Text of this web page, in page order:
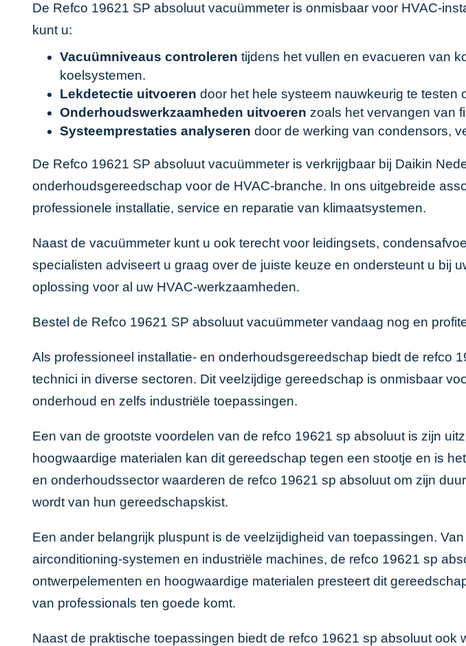
De Refco 19621 SP absoluut vacuümmeter is onmisbaar voor HVAC-
kunt u:
Vacuümniveaus controleren tijdens het vullen en evacueren van
koelsystemen.
Lekdetectie uitvoeren door het hele systeem nauwkeurig te testen
Onderhoudswerkzaamheden uitvoeren zoals het vervangen van
Systeemprestaties analyseren door de werking van condensors,
De Refco 19621 SP absoluut vacuümmeter is verkrijgbaar bij Daikin
onderhoudsgereedschap voor de HVAC-branche. In ons uitgebreide
professionele installatie, service en reparatie van klimaatsystemen.
Naast de vacuümmeter kunt u ook terecht voor leidingsets,
specialisten adviseert u graag over de juiste keuze en ondersteunt u bij
oplossing voor al uw HVAC-werkzaamheden.
Bestel de Refco 19621 SP absoluut vacuümmeter vandaag nog en
Als professioneel installatie- en onderhoudsgereedschap biedt de refco
technici in diverse sectoren. Dit veelzijdige gereedschap is onmisbaar
onderhoud en zelfs industriële toepassingen.
Een van de grootste voordelen van de refco 19621 sp absoluut is zijn
hoogwaardige materialen kan dit gereedschap tegen een stootje en is
en onderhoudssector waarderen de refco 19621 sp absoluut om zijn
wordt van hun gereedschapskist.
Een ander belangrijk pluspunt is de veelzijdigheid van toepassingen.
airconditioning-systemen en industriële machines, de refco 19621 sp
ontwerpelementen en hoogwaardige materialen presteert dit
van professionals ten goede komt.
Naast de praktische toepassingen biedt de refco 19621 sp absoluut